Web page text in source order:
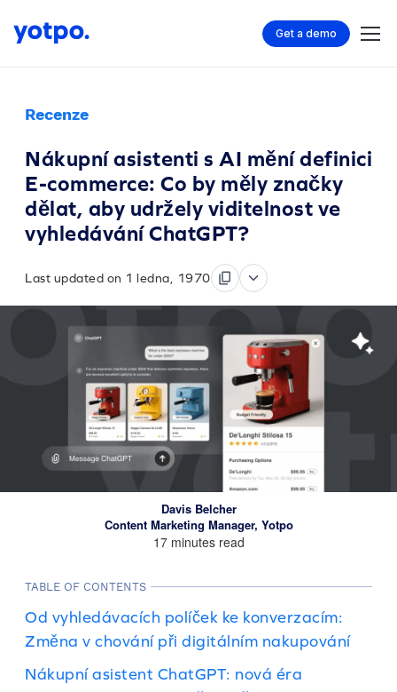
Get a demo
Recenze
Nákupní asistenti s AI mění definici
E-commerce: Co by měly značky
dělat, aby udržely viditelnost ve
vyhledávání ChatGPT?
Last updated on 1 ledna, 1970
Davis Belcher
Content Marketing Manager, Yotpo
17 minutes read
TABLE OF CONTENTS
Od vyhledávacích políček ke konverzacím:
Změna v chování při digitálním nakupování
Nákupní asistent ChatGPT: nová éra